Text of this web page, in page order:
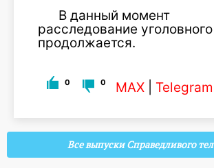
В данный момент
расследование
продолжается.
0 0 MAX Telegram
Все выпуски Справедливого